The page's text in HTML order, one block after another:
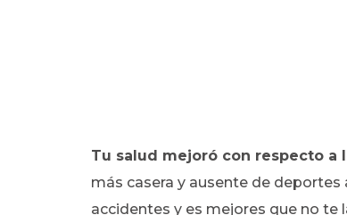
Tu salud mejoró con respecto a
más casera y ausente de deportes
accidentes y es mejores que no te